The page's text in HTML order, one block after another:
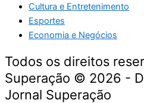
Cultura e Entretenimento
Esportes
Economia e Negócios
Todos os direitos
Superação © 2026 -
Jornal Superação